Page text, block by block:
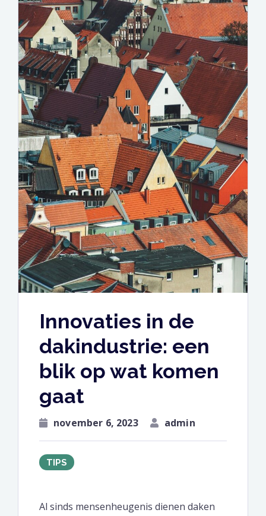
Innovaties in de
dakindustrie: een
blik op wat komen
gaat
november 6, 2023 admin
TIPS
Al sinds mensenheugenis dienen daken